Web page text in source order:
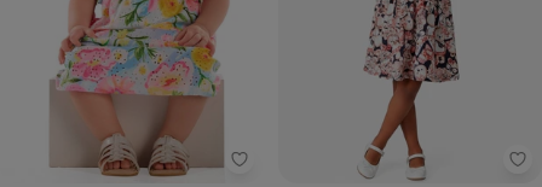
Quimby - Vestido para Bebê